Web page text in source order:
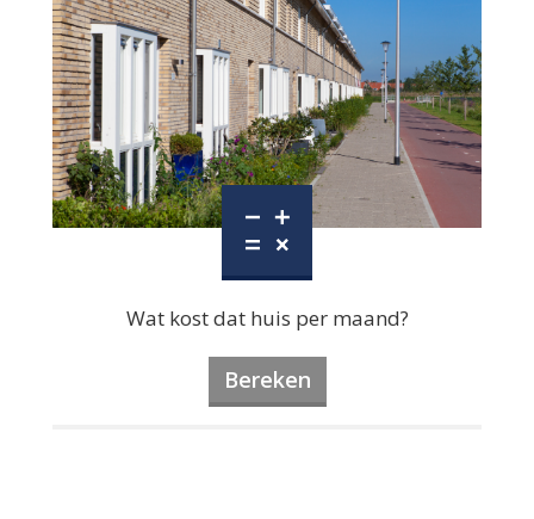
Wat kost dat huis per maand?
Bereken